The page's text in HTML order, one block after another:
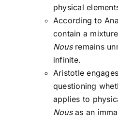
physical
According to
contain a
Nousremains
infinite.
Aristotle
questioning
applies to
Nousas an